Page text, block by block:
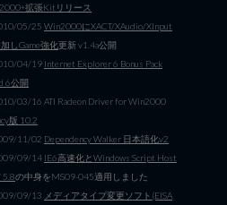
拡張Kitリリース
05/25 Win2000にXACT/XAudio/XInput
しGame強化更新 v1.4a公開
04/19 Internet Explorer 6 Bonus Pack
6公開
03/16 ATI Radeon Driver for Win2000
版 10.2
11/02 Dependency Walker 日本語化v2
09/14 IE6高速化とWindows Script Host
5.8の中身をMS09-045適用しました
09/13 メディアタイプ変更ソフト(EISA